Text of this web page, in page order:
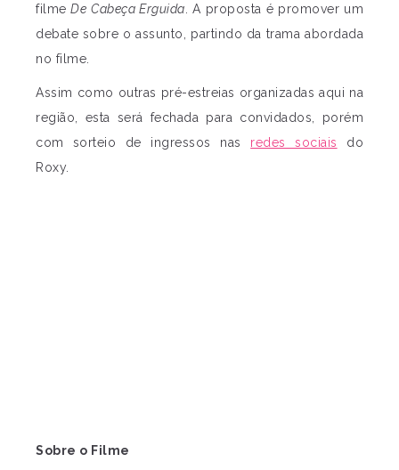
filmeDe Cabeça Erguida . A proposta é promover um
debate sobre o assunto, partindo da trama abordada
no filme.
Assim como outras pré-estreias organizadas aqui na
região, esta será fechada para convidados, porém
com sorteio de ingressos nas redes sociais do
Roxy.
Sobre o Filme